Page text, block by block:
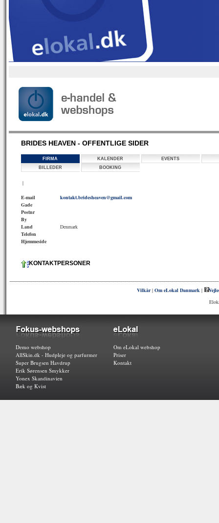
BRIDES HEAVEN - OFFENTLIGE SIDER
FIRMA KALENDER
EVENTS
BILLEDER
BOOKING
|
E-mail
kontakt.bridesheaven@gmail.com
Gade
Postnr
By
Land
Denmark
Telefon
Hjemmeside
KONTAKTPERSONER
Vilkår|Om eLokal Danmark |
Demo webshop
AllSkin.dk - Hudpleje og parfurmer
Super Brugsen Havdrup
Erik Sørensen Smykker
Yonex Skandinavien
Bæk og Kvist
Om eLokal webshop
Priser
Kontakt